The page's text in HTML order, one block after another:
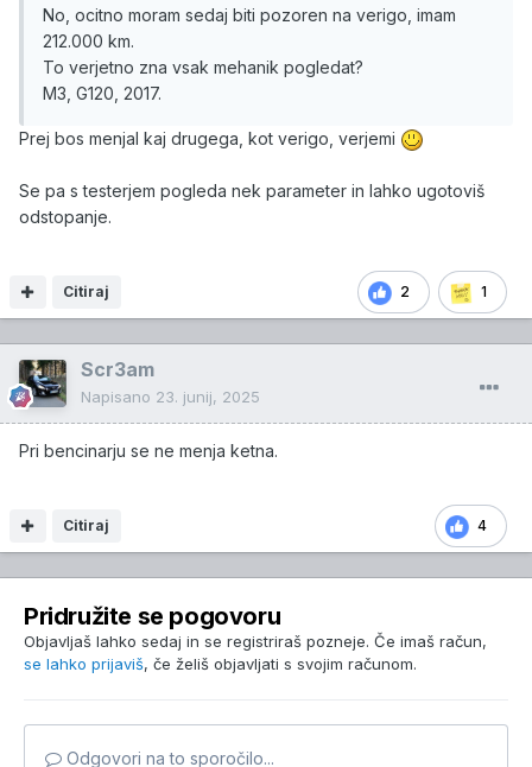
No, ocitno moram sedaj biti pozoren na verigo, imam
212.000 km.
To verjetno zna vsak mehanik pogledat?
M3, G120, 2017.
Prej bos menjal kaj drugega, kot verigo, verjemi
Se pa s testerjem pogleda nek parameter in lahko ugotoviš
odstopanje.
2 1
Citiraj
Scr3am
Napisano 23. junij, 2025
Pri bencinarju se ne menja ketna.
4
Citiraj
Pridružite se pogovoru
Objavljaš lahko sedaj in se registriraš pozneje. Če imaš račun,
se lahko prijaviš, če želiš objavljati s svojim računom.
Odgovori na to sporočilo...